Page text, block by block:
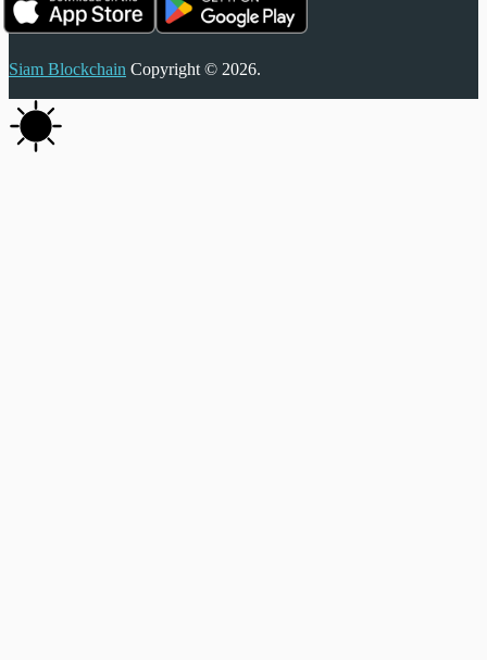
Siam Blockchain Copyright © 2026.